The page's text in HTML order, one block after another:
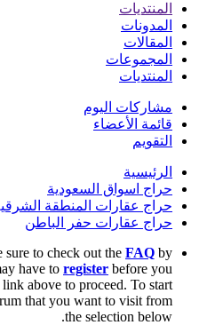
المنتديات
المدونات
المقالات
المجموعات
المنتديات
مشاركات اليوم
قائمة الأعضاء
التقويم
الرئيسية
حراج اسواق السعودية
حراج عقارات المنطقة
حراج عقارات حفر الباطن
to check out the FAQ by
have to register before you
above to proceed. To start
that you want to visit from
the selection below.